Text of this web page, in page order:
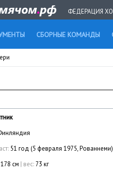
ФЕДЕРАЦИЯ
СБОРНЫЕ КОМАНДЫ
51 год (5 февраля 1975, Рованнеми)
178 см | вес: 73 кг